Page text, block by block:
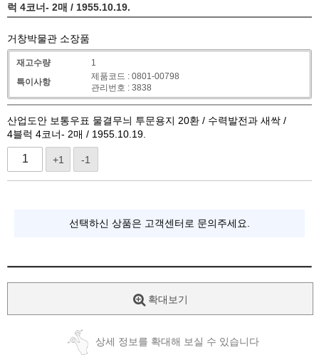
럭 4코너- 2매 / 1955.10.19.
거창박물관 소장품
재고수량
1
특이사항
제품코드 : 0801-00798
관리번호 : 3838
산업도안 보통우표 물결무늬 투문용지 20환 / 수력발전과 새싹 /
4블럭 4코너- 2매 / 1955.10.19.
+1 -1
선택하신 상품은 고객센터로 문의주세요.
확대보기
상세 정보를 확대해 보실 수 있습니다